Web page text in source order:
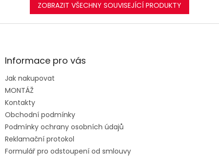
ZOBRAZIT VŠECHNY SOUVISEJÍCÍ PRODUKTY
Z
aInformace pro vás
Jak nakupovat
MONTÁŽ
Kontakty
Obchodní podmínky
Podmínky ochrany osobních údajů
Reklamační protokol
Formulář pro odstoupení od smlouvy